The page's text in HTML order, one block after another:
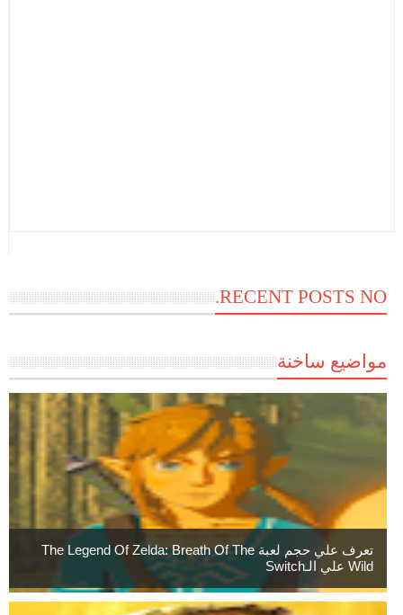
RECENT POSTS NO.
مواضيع ساخنة
تعرف علي حجم لعبة The Legend Of Zelda: Breath Of The
Wild علي الـSwitch